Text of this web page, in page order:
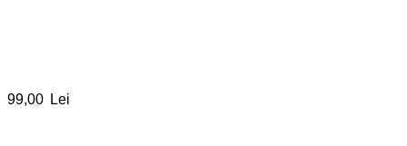
99,00 Lei